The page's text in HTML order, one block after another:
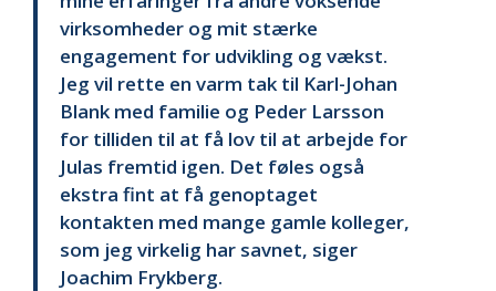
virksomheder og mit stærke
engagement for udvikling og vækst.
Jeg vil rette en varm tak til Karl-Johan
Blank med familie og Peder Larsson
for tilliden til at få lov til at arbejde for
Julas fremtid igen. Det føles også
ekstra fint at få genoptaget
kontakten med mange gamle kolleger,
som jeg virkelig har savnet, siger
Joachim Frykberg.